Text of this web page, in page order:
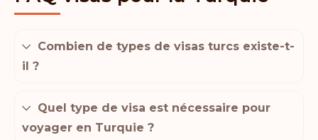
Combien de types de visas turcs existe-t-
il ?
Quel type de visa est nécessaire pour
voyager en Turquie ?